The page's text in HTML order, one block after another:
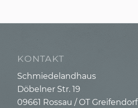
KONTAKT
Schmiedelandhaus
Döbelner Str. 19
09661 Rossau / OT Greifendorf